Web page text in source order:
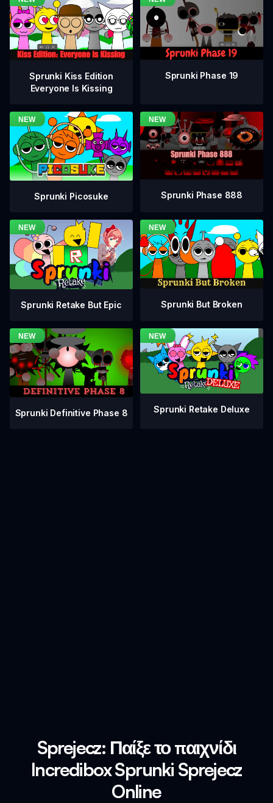
Sprunki Kiss Edition
Everyone Is Kissing
Sprunki Phase 19
Sprunki Picosuke Sprunki Phase 888
Sprunki Retake But Epic Sprunki But Broken
Sprunki Definitive Phase 8 Sprunki Retake Deluxe
Sprejecz: Παίξε το παιχνίδι
Incredibox Sprunki Sprejecz
Online